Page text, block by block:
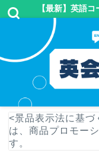
【最新】英語
<景品表示法に基づ
は、商品プロモー
す。